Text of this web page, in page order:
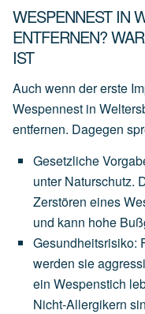
WESPENNEST IN
ENTFERNEN?
IST
Auch wenn der erste
Wespennest in
entfernen. Dagegen
Gesetzliche
unter Naturschutz.
Zerstören eines
und kann hohe
Gesundheitsrisiko:
werden sie
ein Wespenstich
Nicht-Allergikern